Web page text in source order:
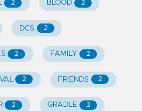
2 BLOOD 2
DCS 2
2 FAMILY 2
2 FRIENDS 2
2 GRADLE 2